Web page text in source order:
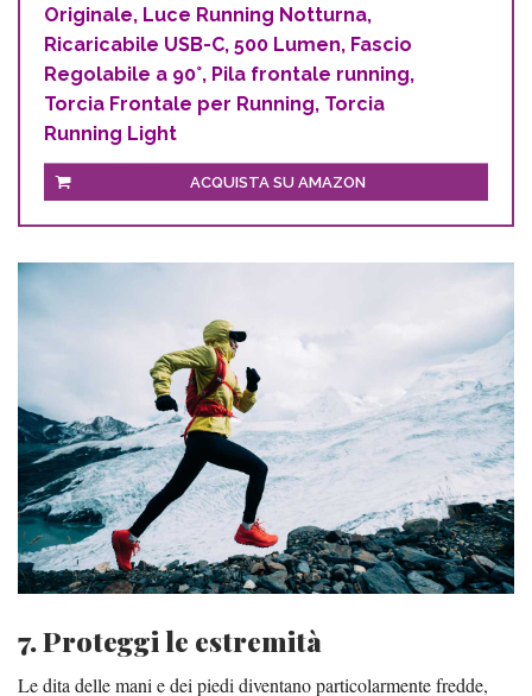
Originale, Luce Running Notturna,
Ricaricabile USB-C, 500 Lumen, Fascio
Regolabile a 90°, Pila frontale running,
Torcia Frontale per Running, Torcia
Running Light
ACQUISTA SU AMAZON
7. Proteggi le estremità
Le dita delle mani e dei piedi diventano particolarmente fredde,